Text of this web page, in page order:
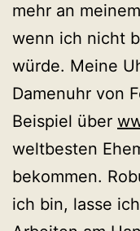
mehr an
wenn ich nicht
würde. Meine
Damenuhr von
Beispiel über
weltbesten
bekommen.
ich bin, lasse